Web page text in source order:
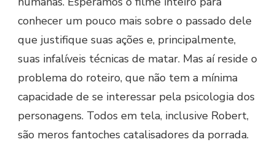
conhecer um pouco mais sobre o passado dele
que justifique suas ações e, principalmente,
suas infalíveis técnicas de matar. Mas aí reside o
problema do roteiro, que não tem a mínima
capacidade de se interessar pela psicologia dos
personagens. Todos em tela, inclusive Robert,
são meros fantoches catalisadores da porrada.